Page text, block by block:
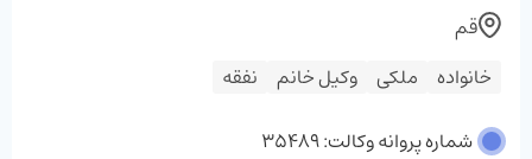
خانواده ملکی وکیل خانم نفقه
قم
شماره پروانه وکالت: 35489